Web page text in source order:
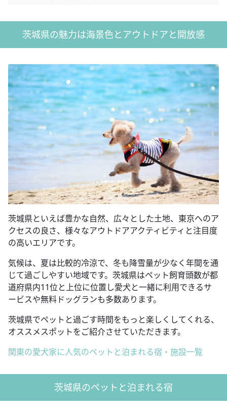
茨城県の魅力は海景色とアウトドアと開放感
茨城県といえば豊かな自然、広々とした土地、東京へのア
クセスの良さ、様々なアウトドアアクティビティと注目度
の高いエリアです。
気候は、夏は比較的冷涼で、冬も降雪量が少なく年間を通
じて過ごしやすい地域です。茨城県はペット飼育頭数が都
道府県内11位と上位に位置し愛犬と一緒に利用できるサ
ービスや無料ドッグランも多数あります。
茨城県でペットと過ごす時間をもっと楽しくしてくれる、
オススメスポットをご紹介させていただきます。
関東の愛犬家に人気のペットと泊まれる宿・施設一覧
茨城県のペットと泊まれる宿